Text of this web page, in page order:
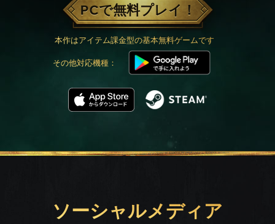
PCで無料プレイ！
本作はアイテム課金型の基本無料ゲームです
その他対応機種：
ソーシャルメディア